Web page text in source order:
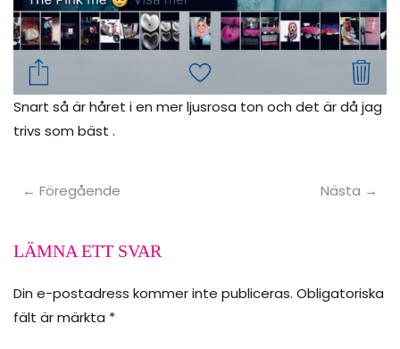
Snart så är håret i en mer ljusrosa ton och det är då jag
trivs som bäst .
← Föregående Nästa →
LÄMNA ETT SVAR
Din e-postadress kommer inte publiceras. Obligatoriska
fält är märkta *